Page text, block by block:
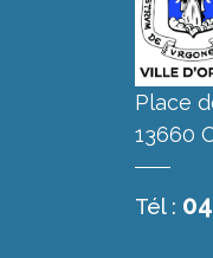
Place
13660
Tél :